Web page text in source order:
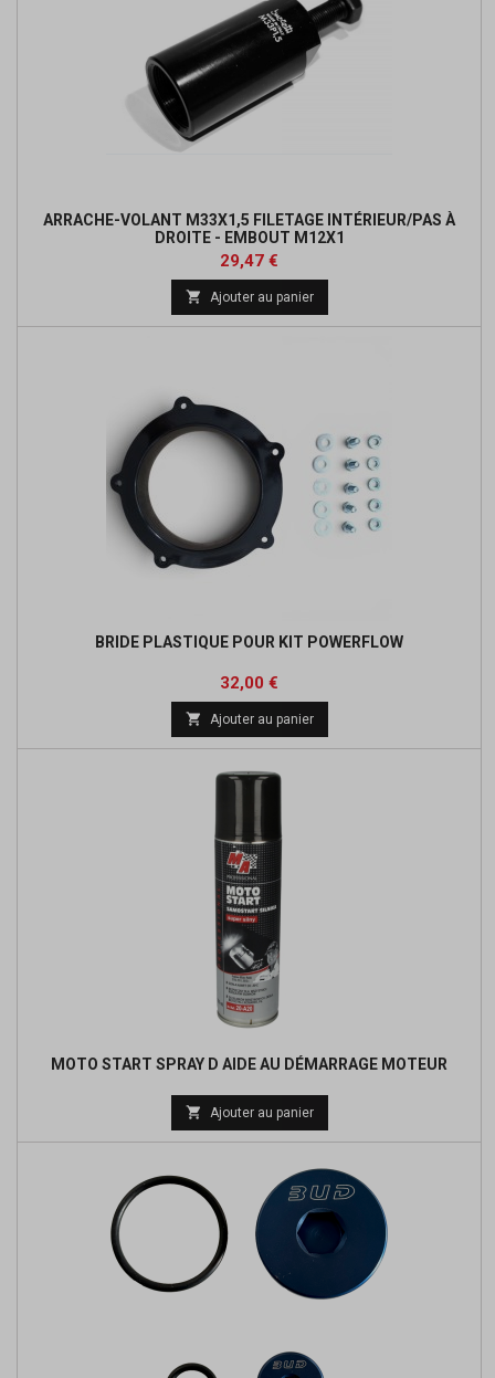
ARRACHE-VOLANT M33X1,5 FILETAGE INTÉRIEUR/PAS À
DROITE - EMBOUT M12X1
Prix
29,47 €
 Ajouter au panier
BRIDE PLASTIQUE POUR KIT POWERFLOW
Prix
32,00 €
 Ajouter au panier
MOTO START SPRAY D AIDE AU DÉMARRAGE MOTEUR
 Ajouter au panier